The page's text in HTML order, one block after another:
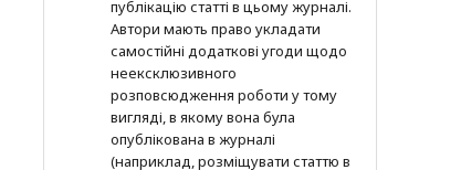
публікацію статті в цьому журналі.
Автори мають право укладати
самостійні додаткові угоди щодо
неексклюзивного
розповсюдження роботи у тому
вигляді, в якому вона була
опублікована в журналі
(наприклад, розміщувати статтю в